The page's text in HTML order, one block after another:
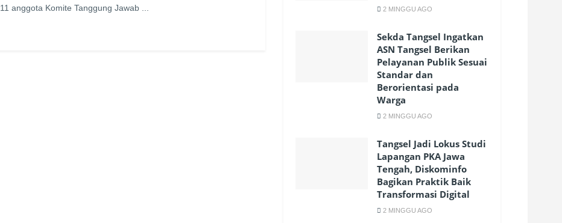
11 anggota Komite Tanggung Jawab ...
2 MINGGU AGO
Sekda Tangsel Ingatkan
ASN Tangsel Berikan
Pelayanan Publik Sesuai
Standar dan
Berorientasi pada
Warga
2 MINGGU AGO
Tangsel Jadi Lokus Studi
Lapangan PKA Jawa
Tengah, Diskominfo
Bagikan Praktik Baik
Transformasi Digital
2 MINGGU AGO